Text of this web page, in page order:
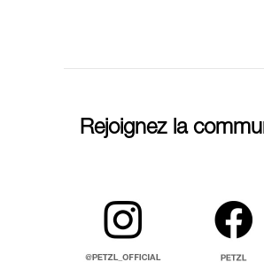
Rejoignez la